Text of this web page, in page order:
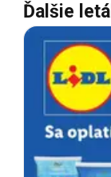
Ďalšie